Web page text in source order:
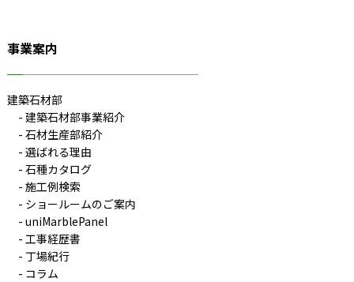
事業案内
建築石材部
建築石材部事業紹介
石材生産部紹介
選ばれる理由
石種カタログ
施工例検索
ショールームのご案内
uniMarblePanel
工事経歴書
丁場紀行
コラム